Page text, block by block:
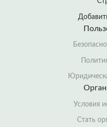
Условия
Стать